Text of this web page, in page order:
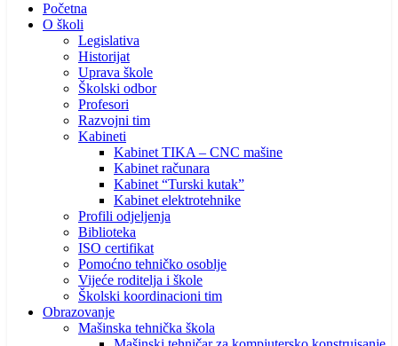
Početna
O školi
Legislativa
Historijat
Uprava škole
Školski odbor
Profesori
Razvojni tim
Kabineti
Kabinet TIKA – CNC mašine
Kabinet računara
Kabinet “Turski kutak”
Kabinet elektrotehnike
Profili odjeljenja
Biblioteka
ISO certifikat
Pomoćno tehničko osoblje
Vijeće roditelja i škole
Školski koordinacioni tim
Obrazovanje
Mašinska tehnička škola